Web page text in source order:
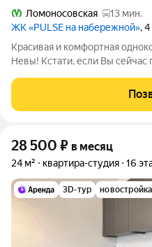
Ломоносовская
13 мин.
ЖК «PULSE на набережной»,
Красивая и комфортная
Невы! Кстати, если Вы сейчас продаёте свою ЖИЛУЮ или
коммерция, участки или
за наличный или безналичный
28 500 ₽ в месяц
24 м² квартира-студия 16
3D-тур новостройка